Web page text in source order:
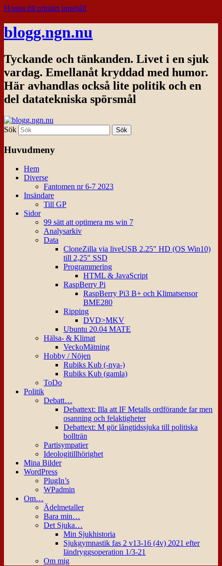
Hoppa till primärt innehåll
blogg.ngn.nu
Tyckande och tänkanden. Livet i en sjuk
vardag. Emellanåt kryddad med humor.
Här avhandlas också lite politik och en
del datatekniska spörsmål
Sök
Huvudmeny
Hem
Diverse
Fantomen nr 6-7 2023
Insändare
Till GP
Sidor
99 sätt att optimera ms win 7
Analysarkiv
Data
CloneZilla via liveUSB 2.25″ HD (OS Win10)
till 2,25″ SSD
Programmering
HTML & JavaScript
RaspBerry Pi
RaspBerry Pi3 B+ och Klimatsensor
BME280
Ripping
DVD>MKV
Ubuntu 20.04 MATE
Hälsa- & Klimat
VeckoMätning
Hobby / Nöjen
Rubiks Kub (-nya-)
Rubiks Kub (gamla)
ToDo
Politik
Debatt…
Debattext: Illa att IF Metalls ordförande far men
osanning och felaktigheter
Debattext: M gör långtidssjuka till politiska
bollträn
Partisympatier
Ideologitillhörighet
Mina Bilder
WordPress
PlugIn’s
WPadmin
Om…
Ädelmetaller
Bara min…
Det Sjuka…
Min Sjukhistoria
Sjukgymnastik fas 2 v13-16 (4v) 2021 efter
ländryggsoperation 1/3-21
Om mig